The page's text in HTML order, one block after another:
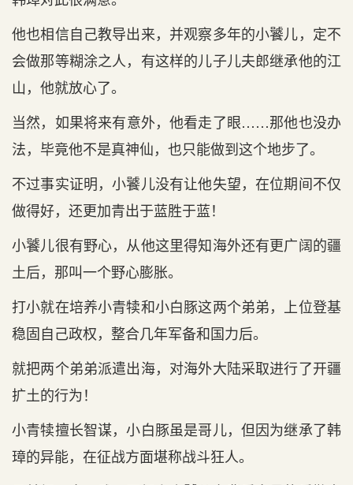
他也相信自己教导出来，并观察多年的小饕儿，定不
会做那等糊涂之人，有这样的儿子儿夫郎继承他的江
山，他就放心了。
当然，如果将来有意外，他看走了眼……那他也没办
法，毕竟他不是真神仙，也只能做到这个地步了。
不过事实证明，小饕儿没有让他失望，在位期间不仅
做得好，还更加青出于蓝胜于蓝！
小饕儿很有野心，从他这里得知海外还有更广阔的疆
土后，那叫一个野心膨胀。
打小就在培养小青犊和小白豚这两个弟弟，上位登基
稳固自己政权，整合几年军备和国力后。
就把两个弟弟派遣出海，对海外大陆采取进行了开疆
扩土的行为！
小青犊擅长智谋，小白豚虽是哥儿，但因为继承了韩
璋的异能，在征战方面堪称战斗狂人。